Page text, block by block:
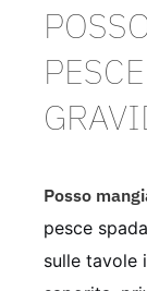
Posso
pesce
sulle tavole